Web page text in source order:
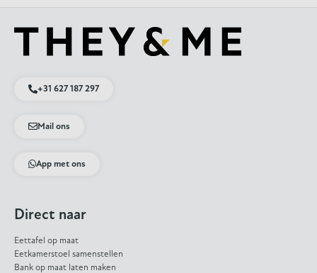
+31 627 187 297
Mail ons
App met ons
Direct naar
Eettafel op maat
Eetkamerstoel samenstellen
Bank op maat laten maken